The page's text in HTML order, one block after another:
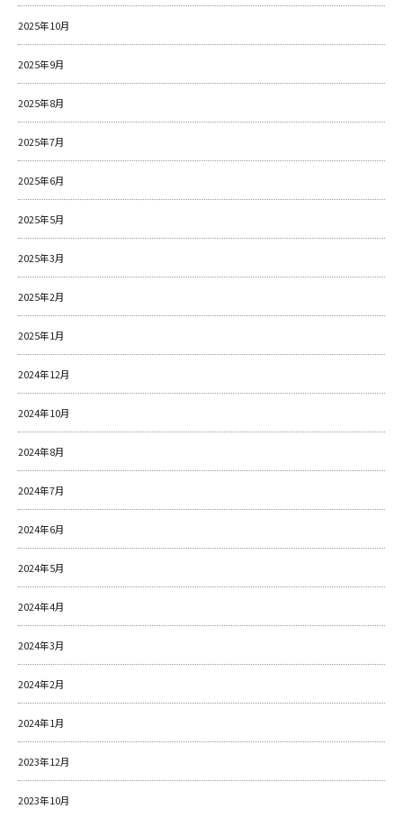
2025年10月
2025年9月
2025年8月
2025年7月
2025年6月
2025年5月
2025年3月
2025年2月
2025年1月
2024年12月
2024年10月
2024年8月
2024年7月
2024年6月
2024年5月
2024年4月
2024年3月
2024年2月
2024年1月
2023年12月
2023年10月